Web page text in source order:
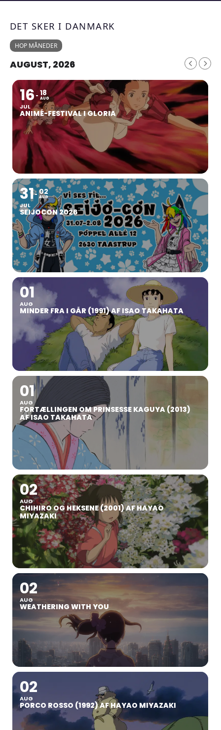
DET SKER I DANMARK
HOP MÅNEDER
AUGUST, 2026
16
JUL
18
AUG
ANIMÉ-FESTIVAL I GLORIA
31
JUL
02
AUG
SEIJOCON 2026
01
AUG
MINDER FRA I GÅR (1991) AF ISAO TAKAHATA
01
AUG
FORTÆLLINGEN OM PRINSESSE KAGUYA (2013)
AF ISAO TAKAHATA
02
AUG
CHIHIRO OG HEKSENE (2001) AF HAYAO
MIYAZAKI
02
AUG
WEATHERING WITH YOU
02
AUG
PORCO ROSSO (1992) AF HAYAO MIYAZAKI